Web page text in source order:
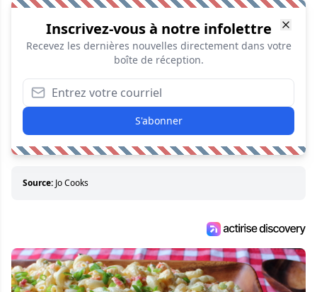
Inscrivez-vous à notre infolettre
Recevez les dernières nouvelles directement dans votre
boîte de réception.
S'abonner
Source: Jo Cooks